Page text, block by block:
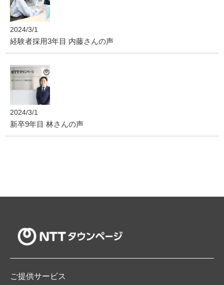
2024/3/1
経験者採用3年目 内藤さんの声
2024/3/1
新卒9年目 林さんの声
ご提供サービス